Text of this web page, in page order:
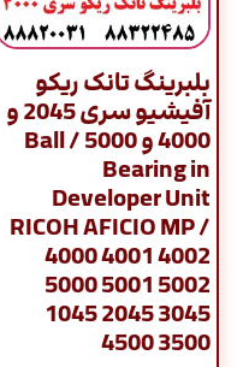
بلبرینگ تانک ریکو
آفیشیو سری 2045 و
4000 و 5000 / Ball
Bearing in
Developer Unit
RICOH AFICIO MP /
4000 4001 4002
5000 5001 5002
1045 2045 3045
4500 3500